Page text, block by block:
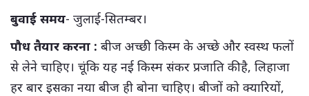
बुवाई समय- जुलाई-सितम्बर।
पौध तैयार करना : बीज अच्छी किस्म के अच्छे और स्वस्थ फलों
से लेने चाहिए। चूंकि यह नई किस्म संकर प्रजाति की है, लिहाजा
हर बार इसका नया बीज ही बोना चाहिए। बीजों को क्यारियों,